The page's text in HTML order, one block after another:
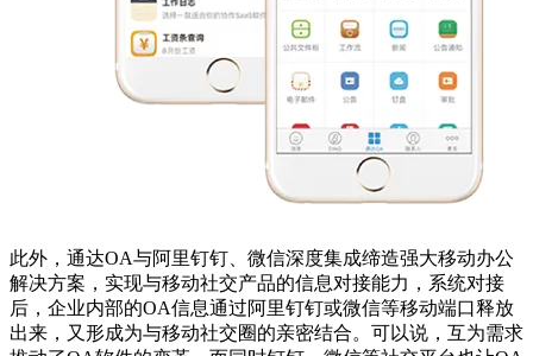
此外，通达OA与阿里钉钉、微信深度集成缔造强大移动办公
解决方案，实现与移动社交产品的信息对接能力，系统对接
后，企业内部的OA信息通过阿里钉钉或微信等移动端口释放
出来，又形成为与移动社交圈的亲密结合。可以说，互为需求